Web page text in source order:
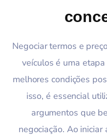
Negociar termos e
veículos é uma
melhores condições
isso, é essencial
argumentos que
negociação. Ao iniciar